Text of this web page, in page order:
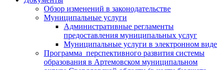
Обзор изменений в законодательстве
Муниципальные услуги
Административные регламенты
предоставления муниципальных услуг
Муниципальные услуги в электронном виде
Программа перспективного развития системы
образования в Артемовском муниципальном